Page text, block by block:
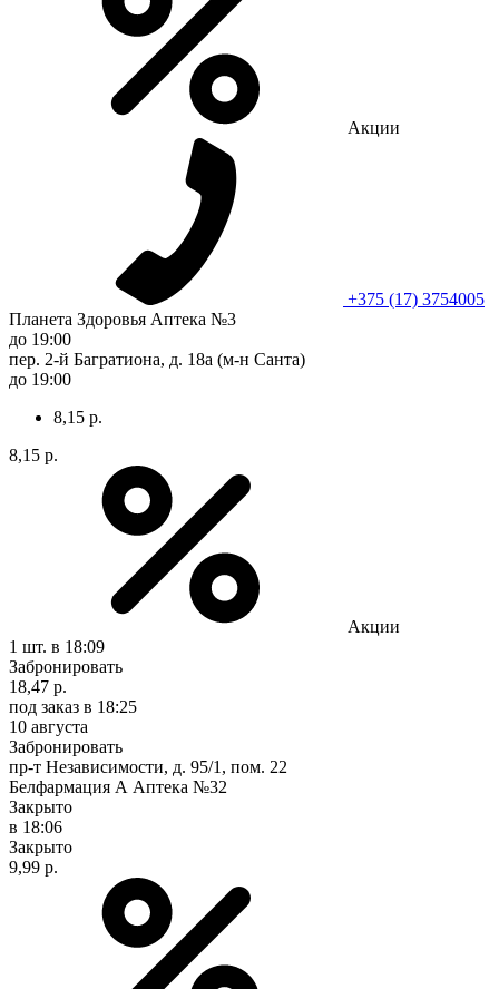
Акции
+375 (17) 3754005
Планета Здоровья Аптека №3
до 19:00
пер. 2-й Багратиона, д. 18а (м-н Санта)
до 19:00
8,15 р.
8,15 р.
Акции
1 шт. в 18:09
Забронировать
18,47 р.
под заказ в 18:25
10 августа
Забронировать
пр-т Независимости, д. 95/1, пом. 22
Белфармация А Аптека №32
Закрыто
в 18:06
Закрыто
9,99 р.